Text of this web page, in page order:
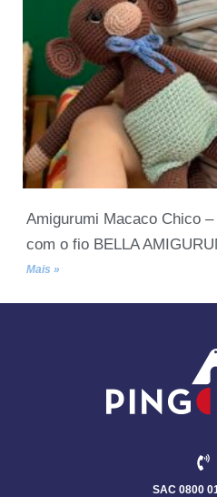
Amigurumi Macaco Chico
com o fio BELLA
Mais »
SAC 0800